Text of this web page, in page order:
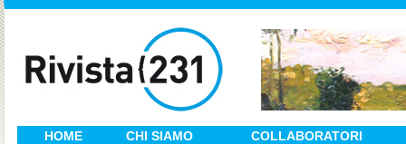
HOME CHI SIAMO COLLABORATORI